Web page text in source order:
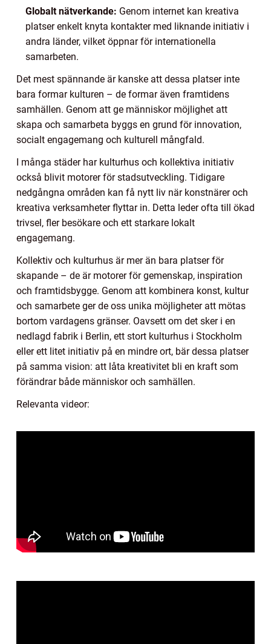
Globalt nätverkande: Genom internet kan kreativa
platser enkelt knyta kontakter med liknande initiativ i
andra länder, vilket öppnar för internationella
samarbeten.
Det mest spännande är kanske att dessa platser inte
bara formar kulturen – de formar även framtidens
samhällen. Genom att ge människor möjlighet att
skapa och samarbeta byggs en grund för innovation,
socialt engagemang och kulturell mångfald.
I många städer har kulturhus och kollektiva initiativ
också blivit motorer för stadsutveckling. Tidigare
nedgångna områden kan få nytt liv när konstnärer och
kreativa verksamheter flyttar in. Detta leder ofta till ökad
trivsel, fler besökare och ett starkare lokalt
engagemang.
Kollektiv och kulturhus är mer än bara platser för
skapande – de är motorer för gemenskap, inspiration
och framtidsbygge. Genom att kombinera konst, kultur
och samarbete ger de oss unika möjligheter att mötas
bortom vardagens gränser. Oavsett om det sker i en
nedlagd fabrik i Berlin, ett stort kulturhus i Stockholm
eller ett litet initiativ på en mindre ort, bär dessa platser
på samma vision: att låta kreativitet bli en kraft som
förändrar både människor och samhällen.
Relevanta videor: